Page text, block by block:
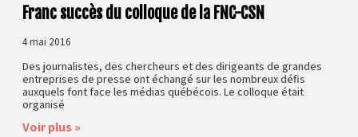
Franc succès du colloque de la FNC-CSN
4 mai 2016
Des journalistes, des chercheurs et des dirigeants de grandes
entreprises de presse ont échangé sur les nombreux défis
auxquels font face les médias québécois. Le colloque était
organisé
Voir plus »